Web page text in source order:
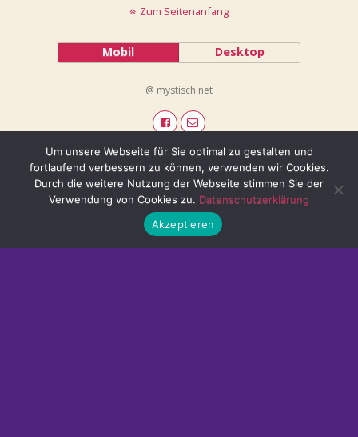
Zum Seitenanfang
Mobil Desktop
@ mystisch.net
Um unsere Webseite für Sie optimal zu gestalten und
fortlaufend verbessern zu können, verwenden wir Cookies.
Durch die weitere Nutzung der Webseite stimmen Sie der
Verwendung von Cookies zu. Datenschutzerklärung
Akzeptieren